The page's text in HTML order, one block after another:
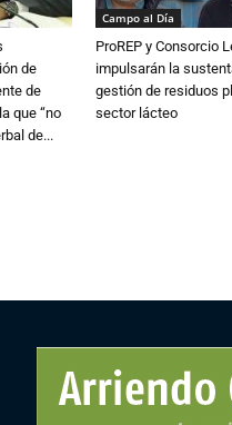
de
de
que “no
de...
Campo al Día
ProREP y Consorcio
impulsarán la
gestión de residuos
sector lácteo